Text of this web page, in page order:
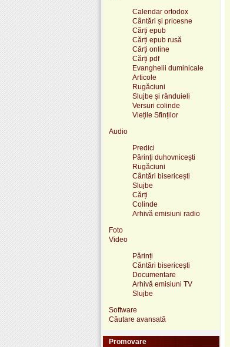
Calendar ortodox
Cântări și pricesne
Cărți epub
Cărți epub rusă
Cărți online
Cărți pdf
Evanghelii duminicale
Articole
Rugăciuni
Slujbe și rânduieli
Versuri colinde
Viețile Sfinților
Audio
Predici
Părinți duhovnicești
Rugăciuni
Cântări bisericești
Slujbe
Cărți
Colinde
Arhivă emisiuni radio
Foto
Video
Părinți
Cântări bisericești
Documentare
Arhivă emisiuni TV
Slujbe
Software
Căutare avansată
Promovare